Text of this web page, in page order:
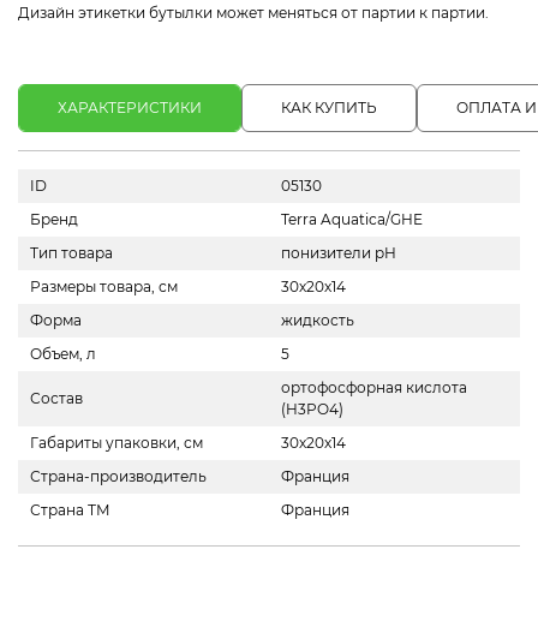
Дизайн этикетки бутылки может меняться от партии к партии.
ХАРАКТЕРИСТИКИ КАК КУПИТЬ ОПЛАТА
ID
05130
Бренд
Terra Aquatica/GHE
Тип товара
понизители pH
Размеры товара, см
30х20х14
Форма
жидкость
Объем, л
5
Состав
ортофосфорная кислота
(H3PO4)
Габариты упаковки, см
30х20х14
Страна-производитель
Франция
Страна ТМ
Франция